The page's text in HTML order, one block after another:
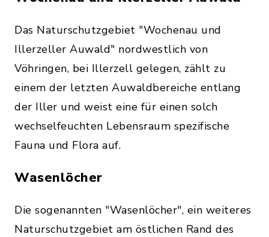
Das Naturschutzgebiet "Wochenau und
Illerzeller Auwald" nordwestlich von
Vöhringen, bei Illerzell gelegen, zählt zu
einem der letzten Auwaldbereiche entlang
der Iller und weist eine für einen solch
wechselfeuchten Lebensraum spezifische
Fauna und Flora auf.
Wasenlöcher
Die sogenannten "Wasenlöcher", ein weiteres
Naturschutzgebiet am östlichen Rand des